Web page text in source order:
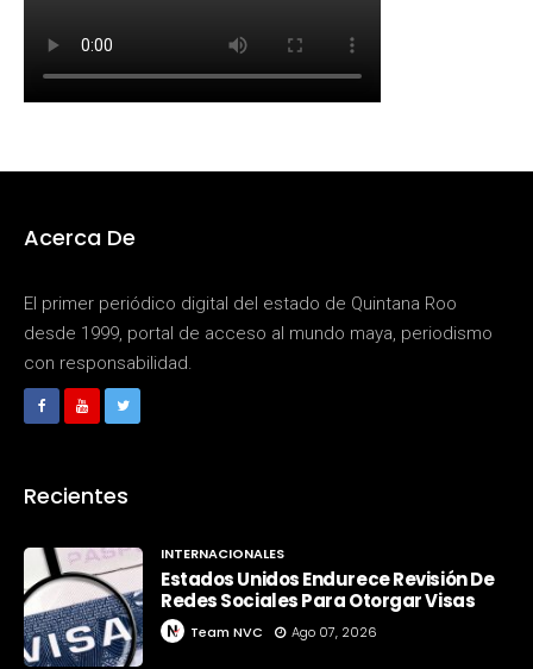
Acerca De
El primer periódico digital del estado de Quintana Roo
desde 1999, portal de acceso al mundo maya, periodismo
con responsabilidad.
Recientes
INTERNACIONALES
Estados Unidos Endurece Revisión De
Redes Sociales Para Otorgar Visas
Team NVC Ago 07, 2026